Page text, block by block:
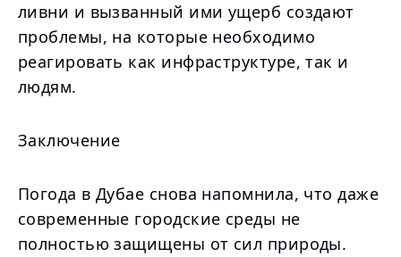
ливни и вызванный ими ущерб создают
проблемы, на которые необходимо
реагировать как инфраструктуре, так и
людям.
Заключение
Погода в Дубае снова напомнила, что даже
современные городские среды не
полностью защищены от сил природы.